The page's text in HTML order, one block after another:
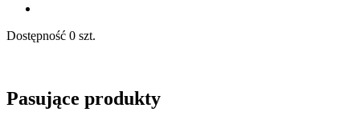
Dostępność 0 szt.
Pasujące produkty